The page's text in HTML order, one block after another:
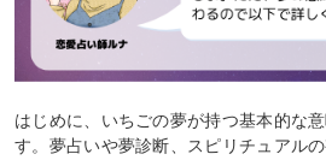
はじめに、いちごの夢が持つ基本的な
す。夢占いや夢診断、スピリチュアル